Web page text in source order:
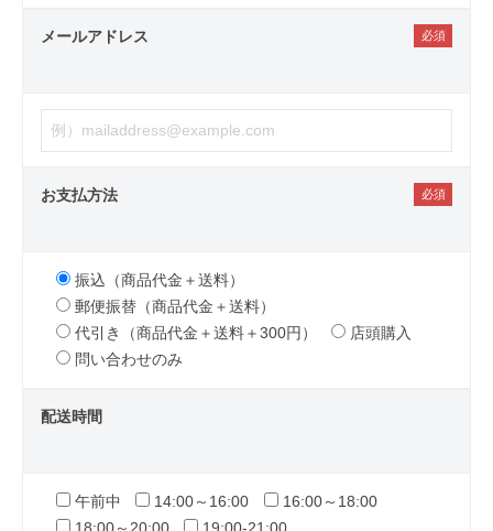
メールアドレス
お支払方法
振込（商品代金＋送料）
郵便振替（商品代金＋送料）
代引き（商品代金＋送料＋300円）
店頭購入
問い合わせのみ
配送時間
午前中 14:00～16:00
16:00～18:00